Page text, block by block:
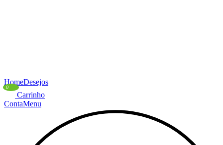
HomeDesejos
0
Carrinho
ContaMenu